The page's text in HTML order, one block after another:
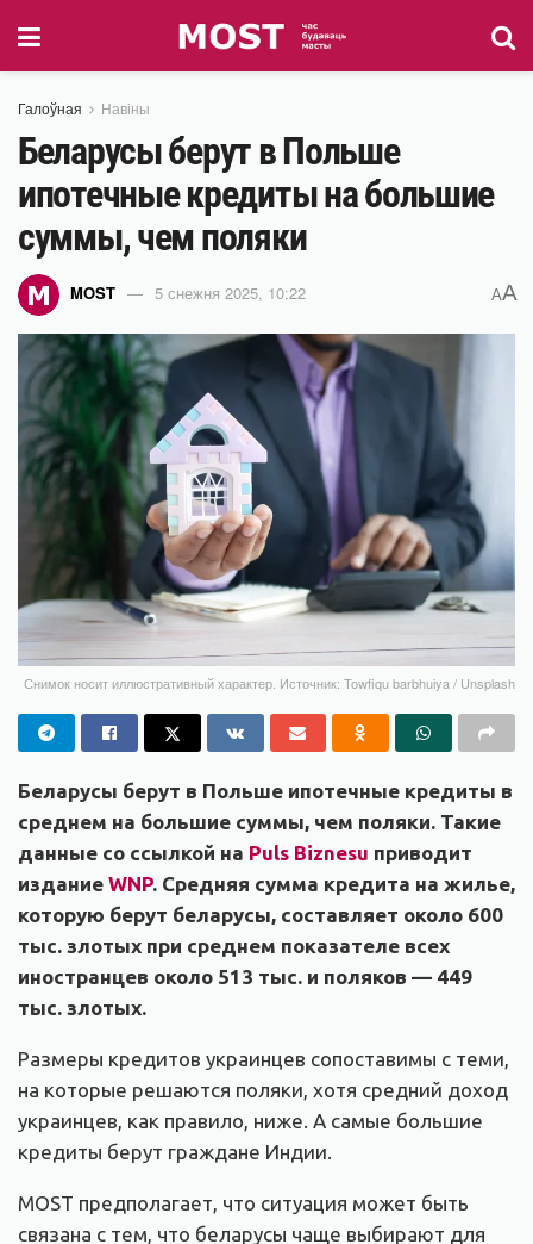
Галоўная Навіны
Беларусы берут в Польше
ипотечные кредиты на большие
суммы, чем поляки
MOST 5 снежня 2025, 10:22 AA
Снимок носит иллюстративный характер. Источник: Towfiqu barbhuiya / Unsplash
Беларусы берут в Польше ипотечные кредиты в
среднем на большие суммы, чем поляки. Такие
данные со ссылкой на Puls Biznesu приводит
издание WNP. Средняя сумма кредита на жилье,
которую берут беларусы, составляет около 600
тыс. злотых при среднем показателе всех
иностранцев около 513 тыс. и поляков — 449
тыс. злотых.
Размеры кредитов украинцев сопоставимы с теми,
на которые решаются поляки, хотя средний доход
украинцев, как правило, ниже. А самые большие
кредиты берут граждане Индии.
MOST предполагает, что ситуация может быть
связана с тем, что беларусы чаще выбирают для